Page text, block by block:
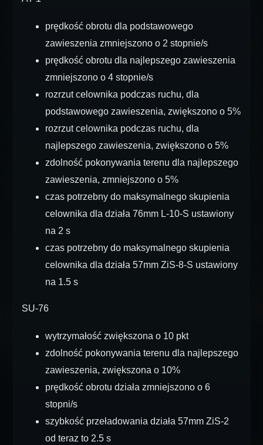
prędkość obrotu dla podstawowego
zawieszenia zmniejszono o 2 stopnie/s
prędkość obrotu dla najlepszego zawieszenia
zmniejszono o 4 stopnie/s
rozrzut celownika podczas ruchu, dla
podstawowego zawieszenia, zwiększono o 5%
rozrzut celownika podczas ruchu, dla
najlepszego zawieszenia, zwiększono o 5%
zdolność pokonywania terenu dla najlepszego
zawieszenia, zmniejszono o 5%
czas potrzebny do maksymalnego skupienia
celownika dla działa 76mm L-10-S ustawiony
na 2 s
czas potrzebny do maksymalnego skupienia
celownika dla działa 57mm ZiS-8-S ustawiony
na 1.5 s
SU-76
wytrzymałość zwiększona o 10 pkt
zdolność pokonywania terenu dla najlepszego
zawieszenia, zwiększona o 10%
prędkość obrotu działa zmniejszono o 6
stopni/s
szybkość przeładowania działa 57mm ZiS-2
od teraz to 2.5 s